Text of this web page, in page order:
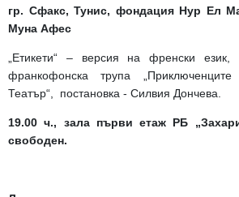
гр. Сфакс, Тунис, фондация Нур Ел
Муна Афес
„Етикети“ – версия на френски език,
франкофонска трупа
Театър“, постановка - Силвия Дончева.
19.00 ч., зала първи етаж РБ
свободен.